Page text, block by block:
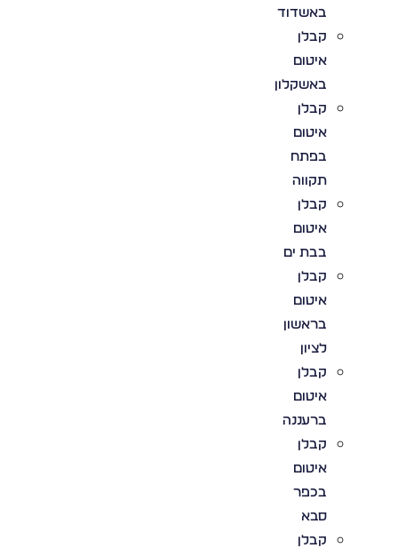
באשדוד
קבלן
איטום
באשקלון
קבלן
איטום
בפתח
תקווה
קבלן
איטום
בבת ים
קבלן
איטום
בראשון
לציון
קבלן
איטום
ברעננה
קבלן
איטום
בכפר
סבא
קבלן